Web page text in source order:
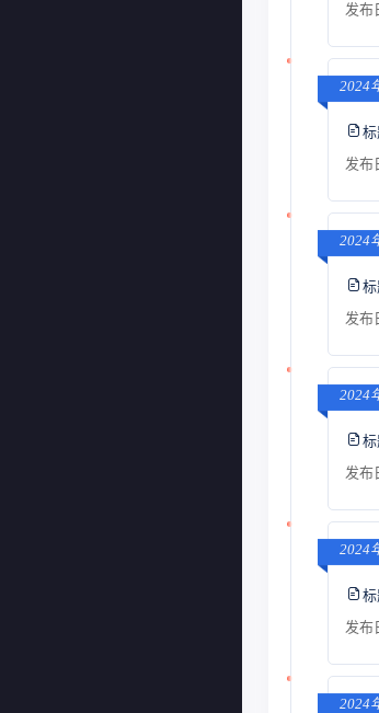
发布
2024
标
发布
2024
标
发布
2024
标
发布
2024
标
发布
2024